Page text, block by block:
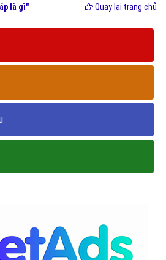
là gì" Quay lại trang chủ